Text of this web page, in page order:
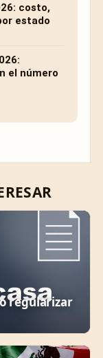
costo,
estado
el número
regularizar